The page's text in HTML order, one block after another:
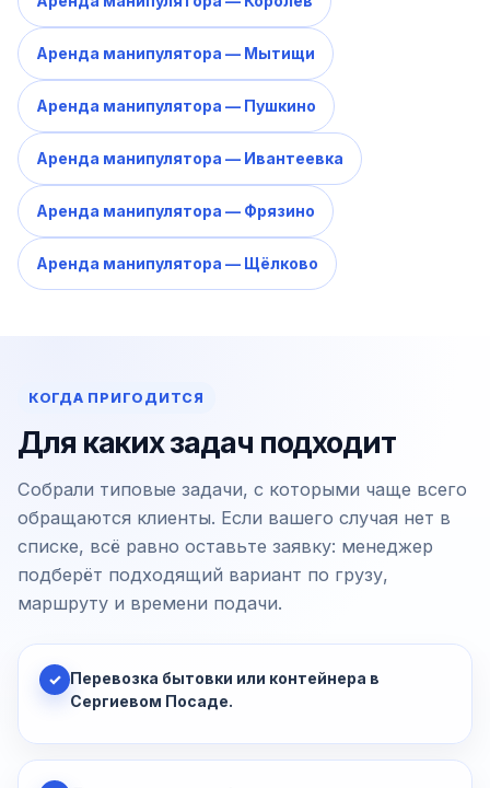
Аренда манипулятора — Мытищи
Аренда манипулятора — Пушкино
Аренда манипулятора — Ивантеевка
Аренда манипулятора — Фрязино
Аренда манипулятора — Щёлково
КОГДА ПРИГОДИТСЯ
Для каких задач подходит
Собрали типовые задачи, с которыми чаще всего
обращаются клиенты. Если вашего случая нет в
списке, всё равно оставьте заявку: менеджер
подберёт подходящий вариант по грузу,
маршруту и времени подачи.
✓ Перевозка бытовки или контейнера в
Сергиевом Посаде.